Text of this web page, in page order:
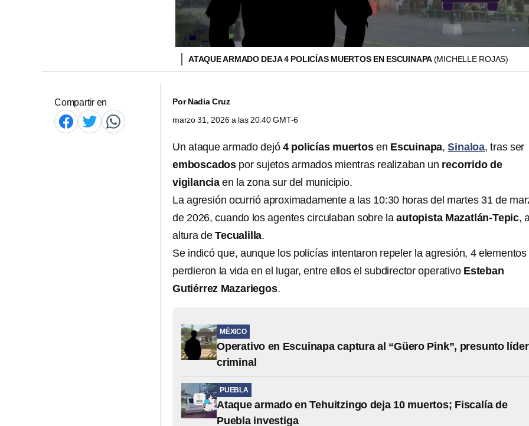
ATAQUE ARMADO DEJA 4 POLICÍAS MUERTOS EN ESCUINAPA(MICHELLE ROJAS)
Compartir en PorNadia Cruz
marzo 31, 2026 a las 20:40 GMT-6
Un ataque armado dejó 4 policías muertosen Escuinapa,Sinaloa, tras ser
emboscados por sujetos armados mientras realizaban un recorrido de
vigilancia en la zona sur del municipio.
La agresión ocurrió aproximadamente a las 10:30 horas del martes 31 de
de 2026, cuando los agentes circulaban sobre laautopista Mazatlán-Tepic,
altura deTecualilla.
Se indicó que, aunque los policías intentaron repeler la agresión, 4 elementos
perdieron la vida en el lugar, entre ellos el subdirector operativo Esteban
Gutiérrez Mazariegos.
MÉXICO
Operativo en Escuinapa captura al “Güero Pink”, presunto líder
criminal
PUEBLA
Ataque armado en Tehuitzingo deja 10 muertos; Fiscalía de
Puebla investiga